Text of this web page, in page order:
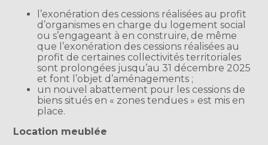
l’exonération des cessions réalisées au profit
d’organismes en charge du logement social
ou s’engageant à en construire, de même
que l’exonération des cessions réalisées au
profit de certaines collectivités territoriales
sont prolongées jusqu’au 31 décembre 2025
et font l’objet d’aménagements ;
un nouvel abattement pour les cessions de
biens situés en « zones tendues » est mis en
place.
Location meublée